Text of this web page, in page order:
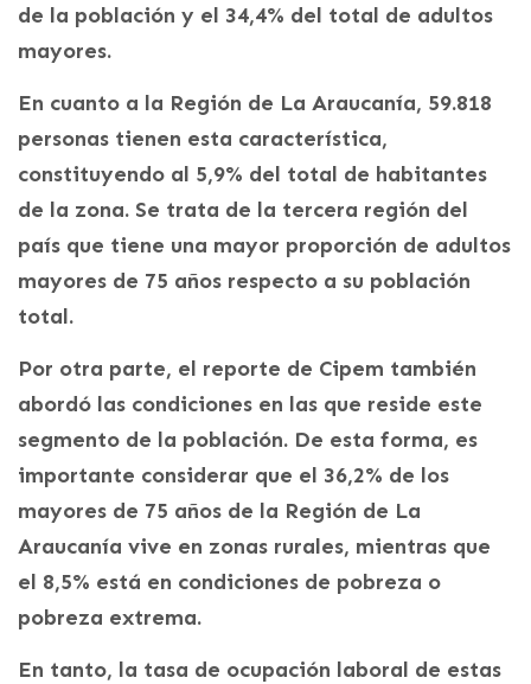
de la población y el 34,4% del total de adultos
mayores.
En cuanto a la Región de La Araucanía, 59.818
personas tienen esta característica,
constituyendo al 5,9% del total de habitantes
de la zona. Se trata de la tercera región del
país que tiene una mayor proporción de adultos
mayores de 75 años respecto a su población
total.
Por otra parte, el reporte de Cipem también
abordó las condiciones en las que reside este
segmento de la población. De esta forma, es
importante considerar que el 36,2% de los
mayores de 75 años de la Región de La
Araucanía vive en zonas rurales, mientras que
el 8,5% está en condiciones de pobreza o
pobreza extrema.
En tanto, la tasa de ocupación laboral de estas